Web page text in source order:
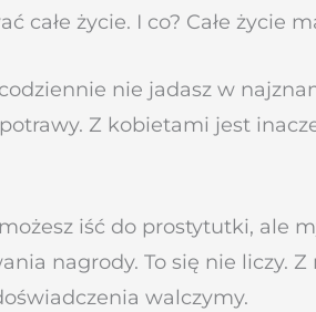
całe życie. I co? Całe
nie jadasz w
Z kobietami jest
iść do prostytutki, ale
nagrody. To się nie liczy.
walczymy.